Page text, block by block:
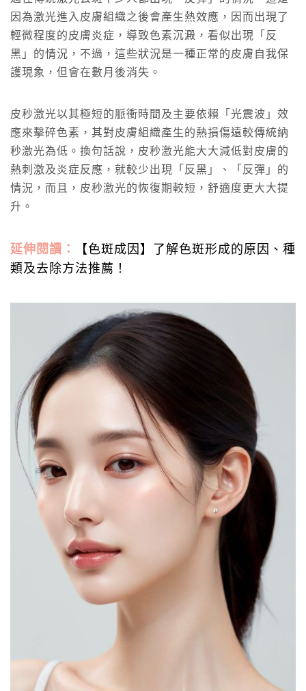
因為激光進入皮膚組織之後會產生熱效應，因而出現了
輕微程度的皮膚炎症，導致色素沉澱，看似出現「反
黑」的情況，不過，這些狀況是一種正常的皮膚自我保
護現象，但會在數月後消失。
皮秒激光以其極短的脈衝時間及主要依賴「光震波」效
應來擊碎色素，其對皮膚組織產生的熱損傷遠較傳統納
秒激光為低。換句話說，皮秒激光能大大減低對皮膚的
熱刺激及炎症反應，就較少出現「反黑」、「反彈」的
情況，而且，皮秒激光的恢復期較短，舒適度更大大提
升。
延伸閱讀：
【色斑成因】了解色斑形成的原因、種
類及去除方法推薦！